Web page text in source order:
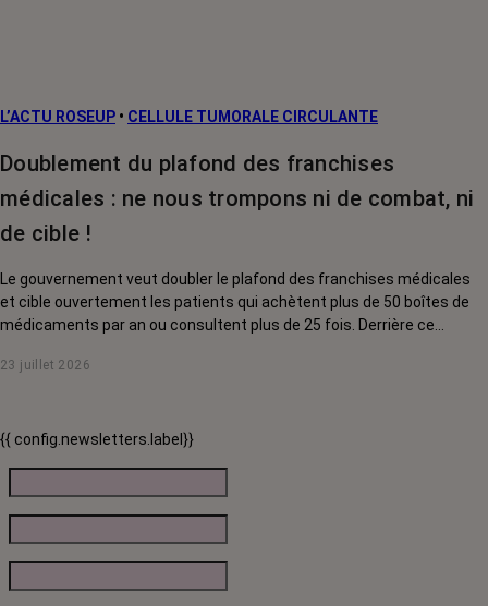
L’ACTU ROSEUP • CELLULE TUMORALE CIRCULANTE
Doublement du plafond des franchises
médicales : ne nous trompons ni de combat, ni
de cible !
Le gouvernement veut doubler le plafond des franchises médicales
et cible ouvertement les patients qui achètent plus de 50 boîtes de
médicaments par an ou consultent plus de 25 fois. Derrière ce
chroniques, et en premier lieu les personnes touchées par un cancer,
23 juillet 2026
{{ config.newsletters.label}}